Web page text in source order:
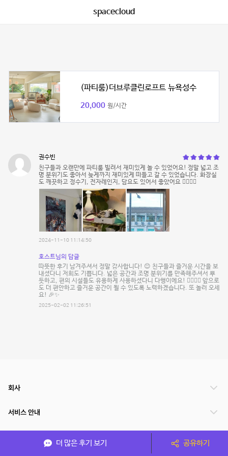
spacecloud
(파티룸)더브루클린로프트 뉴욕성수
20,000 원/시간
권수빈
친구들과 오랜만에 파티룸 빌려서 재미있게 놀 수 있었어요! 정말 넓고 조
명 분위기도 좋아서 늦게까지 재미있게 떠들고 갈 수 있었습니다. 화장실
도 깨끗하고 정수기, 전자레인지, 담요도 있어서 좋았어요 👍🏻👍🏻
2024-11-10 11:14:50
호스트님의 답글
따뜻한 후기 남겨주셔서 정말 감사합니다! 😊 친구들과 즐거운 시간을 보
내셨다니 저희도 기쁩니다. 넓은 공간과 조명 분위기를 만족해주셔서 뿌
듯하고, 편의 시설들도 유용하게 사용하셨다니 다행이에요! 👍🏻👍🏻 앞으로
도 더 편안하고 즐거운 공간이 될 수 있도록 노력하겠습니다. 또 놀러 오세
요! 🎉✨
2025-02-02 11:26:51
더 많은 후기 보기 공유하기
회사
서비스 안내